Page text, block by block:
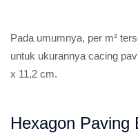
Pada umumnya, per m²
untuk ukurannya cacing
x 11,2 cm.
Hexagon Paving